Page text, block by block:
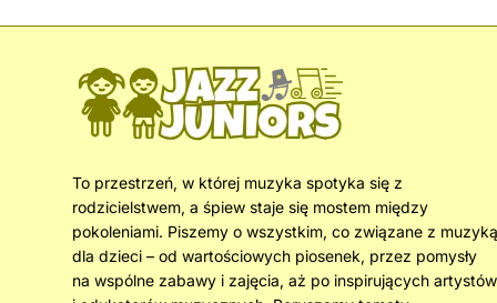
To przestrzeń, w której muzyka spotyka się z
rodzicielstwem, a śpiew staje się mostem między
pokoleniami. Piszemy o wszystkim, co związane z muzyką
dla dzieci – od wartościowych piosenek, przez pomysły
na wspólne zabawy i zajęcia, aż po inspirujących artystów